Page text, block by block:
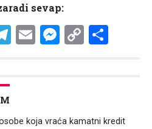
sevap:
Telegram
EmailCopy
koja vraća kamatni kredit